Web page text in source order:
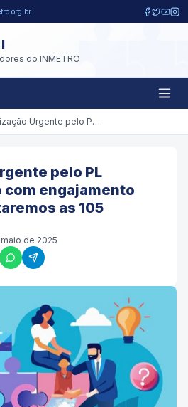
do INMETRO
Mobilização Urgente pelo PL 1466/2025: Só com engajamento ativo conquistaremos as 105 assinaturas!
pelo PL
com engajamento
as 105
de 2025